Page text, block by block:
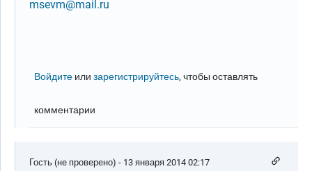
msevm@mail.ru
Войдите илизарегистрируйтесь, чтобы оставлять
комментарии
Гость (не проверено) - 13 января 2014 02:17